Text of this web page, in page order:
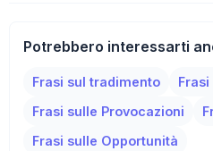
Potrebbero interessarti
Frasi sul tradimento
Frasi
Frasi sulle Provocazioni
Frasi sulle Opportunità